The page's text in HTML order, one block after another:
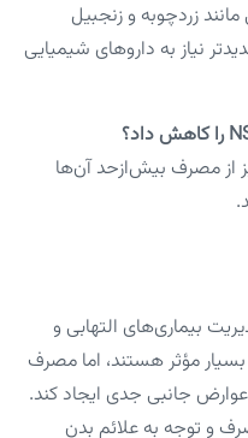
زردچوبه و زنجبیل
نیاز به داروهای شیمیایی
از مصرف بیش‌ازحد آن‌ها
بیماری‌های التهابی و
بسیار مؤثر هستند، اما مصرف
جانبی جدی ایجاد کند.
و توجه به علائم بدن